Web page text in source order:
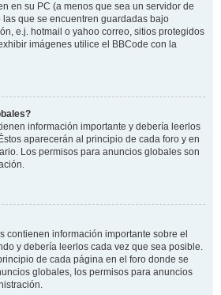
en su PC (a menos que sea un servidor de
que se encuentren guardadas bajo
e.j. hotmail o yahoo correo, sitios protegidos
imágenes utilice el BBCode con la
información importante y debería leerlos
aparecerán al principio de cada foro y en
Los permisos para anuncios globales son
contienen información importante sobre el
y debería leerlos cada vez que sea posible.
de cada página en el foro donde se
globales, los permisos para anuncios